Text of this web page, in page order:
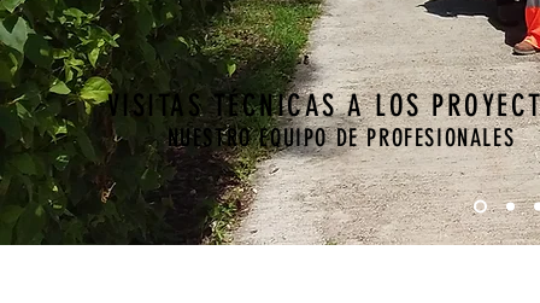
VISITAS TÉCNICAS A LOS
NUESTRO EQUIPO DE PROFESIONALES